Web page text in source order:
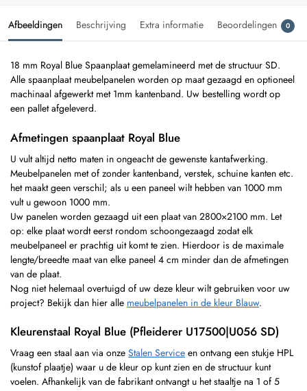
Afbeeldingen Beschrijving Extra informatie Beoordelingen 0
18 mm Royal Blue Spaanplaat gemelamineerd met de structuur SD.
Alle spaanplaat meubelpanelen worden op maat gezaagd en optioneel
machinaal afgewerkt met 1mm kantenband. Uw bestelling wordt op
een pallet afgeleverd.
Afmetingen spaanplaat Royal Blue
U vult altijd netto maten in ongeacht de gewenste kantafwerking.
Meubelpanelen met of zonder kantenband, verstek, schuine kanten etc.
het maakt geen verschil; als u een paneel wilt hebben van 1000 mm
vult u gewoon 1000 mm.
Uw panelen worden gezaagd uit een plaat van 2800×2100 mm. Let
op: elke plaat wordt eerst rondom schoongezaagd zodat elk
meubelpaneel er prachtig uit komt te zien. Hierdoor is de maximale
lengte/breedte maat van elke paneel 4 cm minder dan de afmetingen
van de plaat.
Nog niet helemaal overtuigd of uw deze kleur wilt gebruiken voor uw
project? Bekijk dan hier alle meubelpanelen in de kleur Blauw.
Kleurenstaal Royal Blue (Pfleiderer U17500|U056 SD)
Vraag een staal aan via onze Stalen Service en ontvang een stukje HPL
(kunstof plaatje) waar u de kleur op kunt zien en de structuur kunt
voelen. Afhankelijk van de fabrikant ontvangt u het staaltje na 1 of 5